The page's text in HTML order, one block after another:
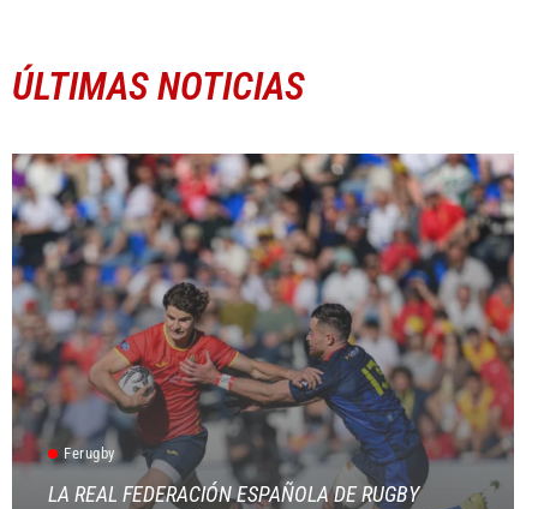
ÚLTIMAS NOTICIAS
Ferugby
LA REAL FEDERACIÓN ESPAÑOLA DE RUGBY